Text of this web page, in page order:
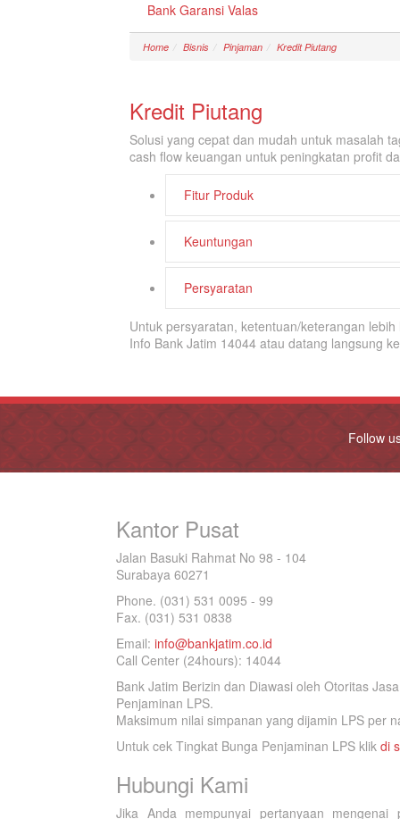
Bank Garansi Valas
Home Bisnis Pinjaman Kredit Piutang
Kredit Piutang
Solusi yang cepat dan mudah untuk masalah
cash flow keuangan untuk peningkatan profit
Fitur Produk
Keuntungan
Persyaratan
Untuk persyaratan, ketentuan/keterangan
Info Bank Jatim 14044 atau datang langsung
Follow
Kantor Pusat
Jalan Basuki Rahmat No 98 - 104
Surabaya 60271
Phone. (031) 531 0095 - 99
Fax. (031) 531 0838
Email: info@bankjatim.co.id
Call Center (24hours): 14044
Bank Jatim Berizin dan Diawasi oleh Otoritas
Penjaminan LPS.
Maksimum nilai simpanan yang dijamin LPS per
Untuk cek Tingkat Bunga Penjaminan LPS klik di
Hubungi Kami
Jika Anda mempunyai pertanyaan